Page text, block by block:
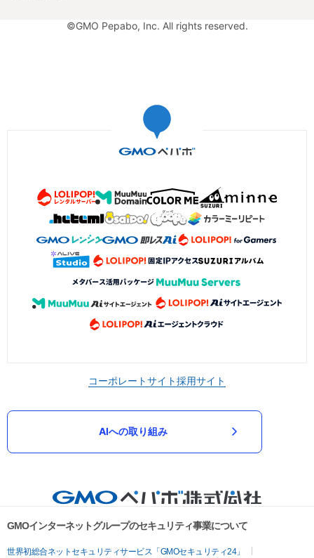
©GMO Pepabo, Inc. All rights reserved.
コーポレートサイト採用サイト
AIへの取り組み
GMOインターネットグループのセキュリティ事業について
世界初総合ネットセキュリティサービス「GMOセキュリティ24」